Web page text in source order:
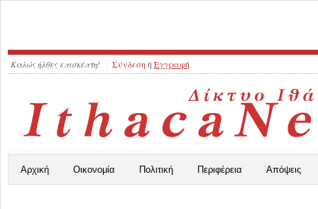
Καλώς ήλθες επισκέπτη! Σύνδεση ή Εγγραφή
Αρχική Οικονομία Πολιτική Περιφέρεια Απόψεις